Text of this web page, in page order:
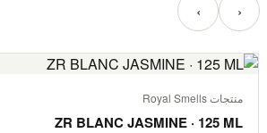
‹ ›
منتجات Royal Smells
ZR BLANC JASMINE · 125 ML